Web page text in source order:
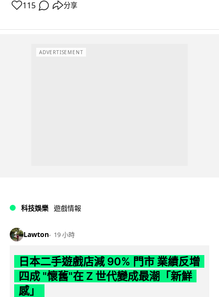
115 分享
ADVERTISEMENT
科技娛樂 遊戲情報
Lawton 19 小時
日本二手遊戲店減 90% 門市 業績反增
四成 "懷舊"在 Z 世代變成最潮「新鮮
感」